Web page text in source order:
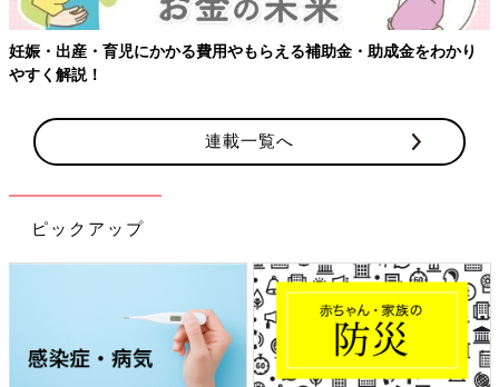
妊娠・出産・育児にかかる費用やもらえる補助金・助成金をわかり
やすく解説！
連載一覧へ
ピックアップ